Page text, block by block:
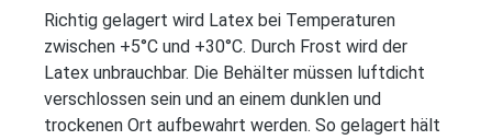
Richtig gelagert wird Latex bei Temperaturen
zwischen +5°C und +30°C. Durch Frost wird der
Latex unbrauchbar. Die Behälter müssen luftdicht
verschlossen sein und an einem dunklen und
trockenen Ort aufbewahrt werden. So gelagert hält